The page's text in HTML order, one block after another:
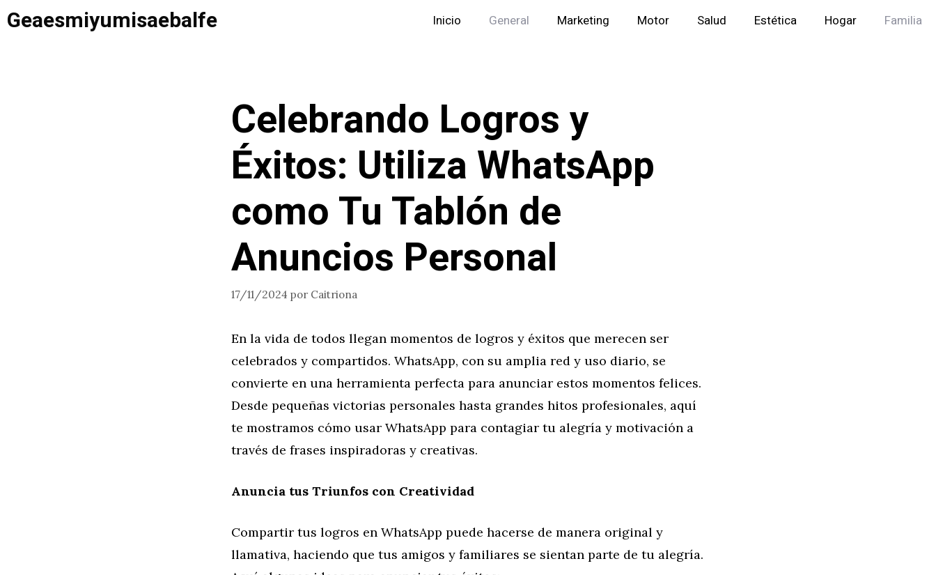
Saltar
Geaesmiyumisaebalfe Inicio General Marketing Motor Salud Estética Hogar Familia
Celebrando Logros y
Éxitos: Utiliza WhatsApp
como Tu Tablón de
Anuncios Personal
17/11/2024 por Caitriona
En la vida de todos llegan momentos de logros y éxitos que merecen ser
celebrados y compartidos. WhatsApp, con su amplia red y uso diario, se
convierte en una herramienta perfecta para anunciar estos momentos felices.
Desde pequeñas victorias personales hasta grandes hitos profesionales, aquí
te mostramos cómo usar WhatsApp para contagiar tu alegría y motivación a
través de frases inspiradoras y creativas.
Anuncia tus Triunfos con Creatividad
Compartir tus logros en WhatsApp puede hacerse de manera original y
llamativa, haciendo que tus amigos y familiares se sientan parte de tu alegría.